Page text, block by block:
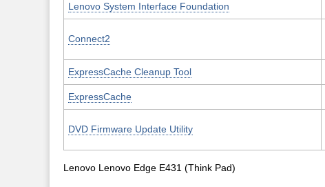
Lenovo System Interface Foundation
Connect2
ExpressCache Cleanup Tool
ExpressCache
DVD Firmware Update Utility
Lenovo Lenovo Edge E431 (Think Pad)